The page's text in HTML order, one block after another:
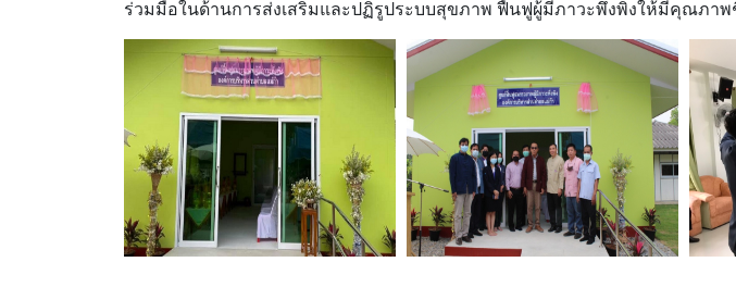
ร่วมมือในด้านการส่งเสริมและปฏิรูประบบสุขภาพ ฟื้นฟูผู้มีภาวะพึ่งพิงให้มีคุณภา